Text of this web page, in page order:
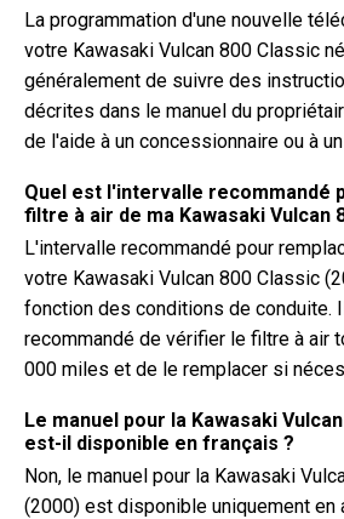
La programmation d'une nouvelle
votre Kawasaki Vulcan 800 Classic
généralement de suivre des
décrites dans le manuel du
de l'aide à un concessionnaire ou à
Quel est l'intervalle recommandé
filtre à air de ma Kawasaki Vulcan
L'intervalle recommandé pour
votre Kawasaki Vulcan 800 Classic
fonction des conditions de conduite.
recommandé de vérifier le filtre à air
000 miles et de le remplacer si
Le manuel pour la Kawasaki
est-il disponible en français ?
Non, le manuel pour la Kawasaki
(2000) est disponible uniquement en